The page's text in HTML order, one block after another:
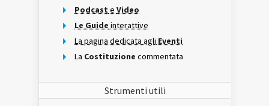
Podcast e Video
Le Guide interattive
La pagina dedicata agli Eventi
La Costituzione commentata
Strumenti utili